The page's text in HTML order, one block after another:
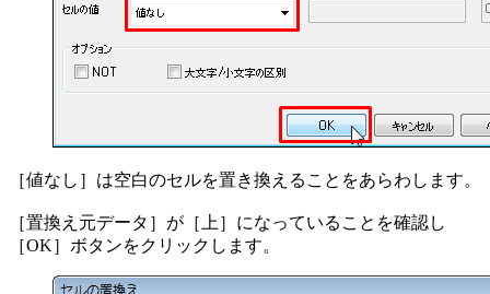
［値なし］は空白のセルを置き換えることをあらわします。
［置換え元データ］が［上］になっていることを確認し
［OK］ボタンをクリックします。